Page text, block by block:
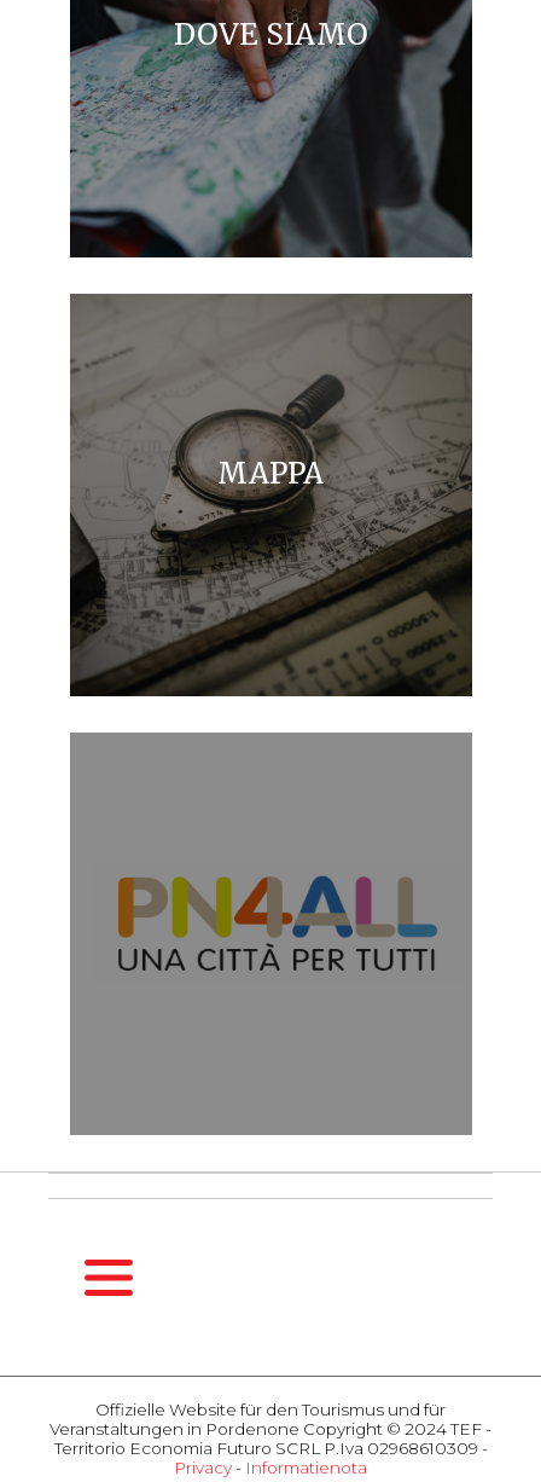
DOVE SIAMO
MAPPA
SAISONFÜHRER
Frühling
Offizielle Website für den Tourismus und für
Veranstaltungen in Pordenone Copyright © 2024 TEF -
Territorio Economia Futuro SCRL P.Iva 02968610309 -
Privacy - Informatienota